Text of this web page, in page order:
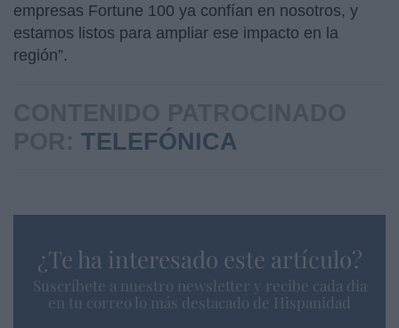
empresas Fortune 100 ya confían en nosotros, y
estamos listos para ampliar ese impacto en la
región”.
TELEFÓNICA
¿Te ha interesado este artículo?
Suscríbete a nuestro newsletter y recibe cada dia
en tu correo lo más destacado de Hispanidad